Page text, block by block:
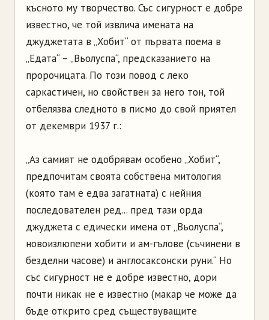
късното му творчество. Със сигурност е добре
известно, че той извлича имената на
джуджетата в „Хобит“ от първата поема в
„Едата“ – „Вьолуспа“, предсказанието на
пророчицата. По този повод с леко
саркастичен, но свойствен за него тон, той
отбелязва следното в писмо до свой приятел
от декември 1937 г.:
„Аз самият не одобрявам особено „Хобит“,
предпочитам своята собствена митология
(която там е едва загатната) с нейния
последователен ред... пред тази орда
джуджета с едически имена от „Вьолуспа“,
новоизлюпени хобити и ам-гълове (съчинени в
безделни часове) и англосаксонски руни.“ Но
със сигурност не е добре известно, дори
почти никак не е известно (макар че може да
бъде открито сред съществуващите